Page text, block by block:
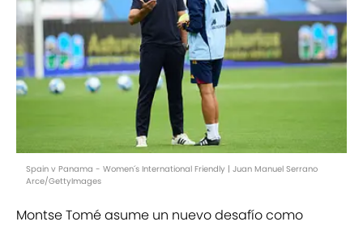
Spain v Panama - Women´s International Friendly | Juan Manuel Serrano
Arce/GettyImages
Montse Tomé asume un nuevo desafío como